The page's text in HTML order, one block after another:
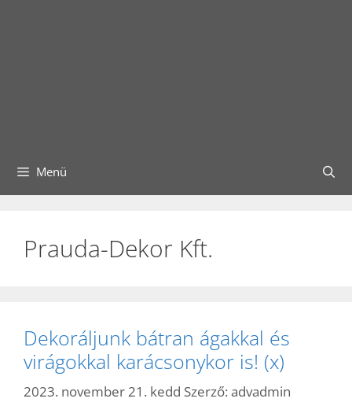
Menü
Prauda-Dekor Kft.
Dekoráljunk bátran ágakkal és
virágokkal karácsonykor is! (x)
2023. november 21. kedd Szerző: advadmin